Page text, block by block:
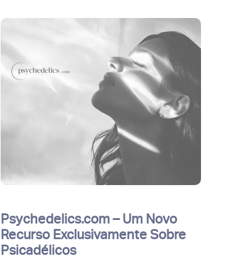
Psychedelics.com – Um Novo
Recurso Exclusivamente Sobre
Psicadélicos